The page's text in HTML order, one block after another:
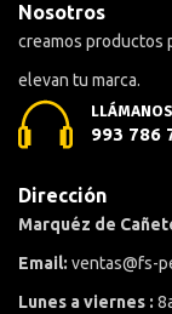
Nosotros
creamos productos
elevan tu marca.
LLÁMANOS
993 786
Dirección
Marquéz de
Email: ventas@fs-
Lunes a viernes :